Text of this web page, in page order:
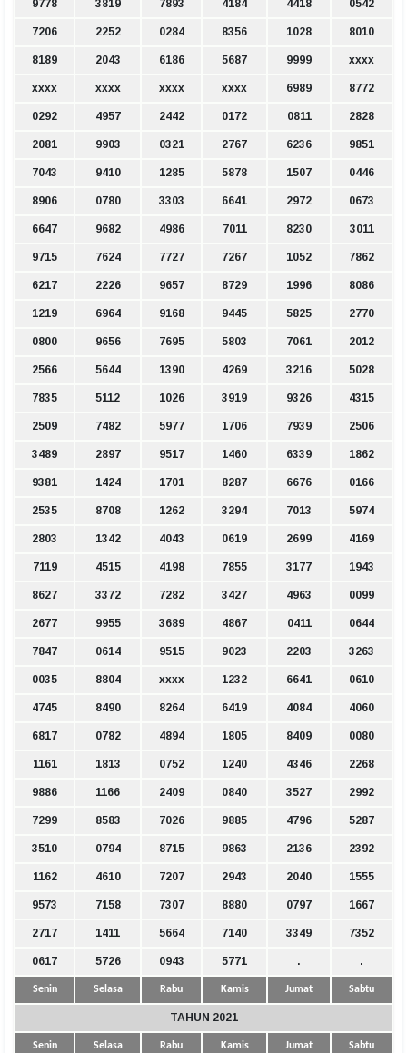
9778 3819 7893 4184 4418 0542
7206 2252 0284 8356 1028 8010
8189 2043 6186 5687 9999 xxxx
xxxx xxxx xxxx xxxx 6989 8772
0292 4957 2442 0172 0811 2828
2081 9903 0321 2767 6236 9851
7043 9410 1285 5878 1507 0446
8906 0780 3303 6641 2972 0673
6647 9682 4986 7011 8230 3011
9715 7624 7727 7267 1052 7862
6217 2226 9657 8729 1996 8086
1219 6964 9168 9445 5825 2770
0800 9656 7695 5803 7061 2012
2566 5644 1390 4269 3216 5028
7835 5112 1026 3919 9326 4315
2509 7482 5977 1706 7939 2506
3489 2897 9517 1460 6339 1862
9381 1424 1701 8287 6676 0166
2535 8708 1262 3294 7013 5974
2803 1342 4043 0619 2699 4169
7119 4515 4198 7855 3177 1943
8627 3372 7282 3427 4963 0099
2677 9955 3689 4867 0411 0644
7847 0614 9515 9023 2203 3263
0035 8804 xxxx 1232 6641 0610
4745 8490 8264 6419 4084 4060
6817 0782 4894 1805 8409 0080
1161 1813 0752 1240 4346 2268
9886 1166 2409 0840 3527 2992
7299 8583 7026 9885 4796 5287
3510 0794 8715 9863 2136 2392
1162 4610 7207 2943 2040 1555
9573 7158 7307 8880 0797 1667
2717 1411 5664 7140 3349 7352
0617 5726 0943 5771 . .
Senin Selasa Rabu Kamis Jumat Sabtu
TAHUN 2021
Senin Selasa Rabu Kamis Jumat Sabtu